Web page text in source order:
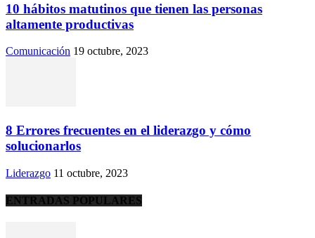
10 hábitos matutinos que tienen las personas
altamente productivas
Comunicación 19 octubre, 2023
8 Errores frecuentes en el liderazgo y cómo
solucionarlos
Liderazgo 11 octubre, 2023
ENTRADAS POPULARES